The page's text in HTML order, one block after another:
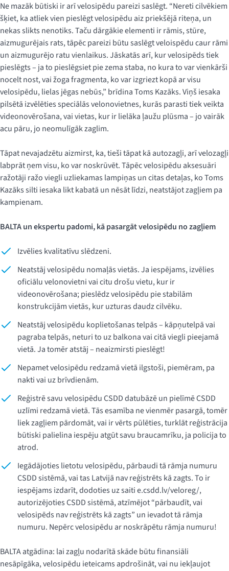
Ne mazāk būtiski ir arī velosipēdu pareizi saslēgt. “Nereti cilvēkiem
šķiet, ka atliek vien pieslēgt velosipēdu aiz priekšējā riteņa, un
nekas slikts nenotiks. Taču dārgākie elementi ir rāmis, stūre,
aizmugurējais rats, tāpēc pareizi būtu saslēgt veloispēdu caur rāmi
un aizmugurējo ratu vienlaikus. Jāskatās arī, kur velosipēds tiek
pieslēgts – ja to pieslēgsiet pie zema staba, no kura to var vienkārši
nocelt nost, vai žoga fragmenta, ko var izgriezt kopā ar visu
velosipēdu, lielas jēgas nebūs,” brīdina Toms Kazāks. Viņš iesaka
pilsētā izvēlēties speciālās velonovietnes, kurās parasti tiek veikta
videonovērošana, vai vietas, kur ir lielāka ļaužu plūsma – jo vairāk
acu pāru, jo neomulīgāk zaglim.
Tāpat nevajadzētu aizmirst, ka, tieši tāpat kā autozagļi, arī velozagļi
labprāt ņem visu, ko var noskrūvēt. Tāpēc velosipēdu aksesuāri
ražotāji ražo viegli uzliekamas lampiņas un citas detaļas, ko Toms
Kazāks silti iesaka likt kabatā un nēsāt līdzi, neatstājot zagļiem pa
kampienam.
BALTA un ekspertu padomi, kā pasargāt velosipēdu no zagļiem
Izvēlies kvalitatīvu slēdzeni.
Neatstāj velosipēdu nomaļās vietās. Ja iespējams, izvēlies
oficiālu velonovietni vai citu drošu vietu, kur ir
videonovērošana; pieslēdz velosipēdu pie stabilām
konstrukcijām vietās, kur uzturas daudz cilvēku.
Neatstāj velosipēdu koplietošanas telpās – kāpņutelpā vai
pagraba telpās, neturi to uz balkona vai citā viegli pieejamā
vietā. Ja tomēr atstāj – neaizmirsti pieslēgt!
Nepamet velosipēdu redzamā vietā ilgstoši, piemēram, pa
nakti vai uz brīvdienām.
Reģistrē savu velosipēdu CSDD datubāzē un pielīmē CSDD
uzlīmi redzamā vietā. Tās esamība ne vienmēr pasargā, tomēr
liek zagļiem pārdomāt, vai ir vērts pūlēties, turklāt reģistrācija
būtiski palielina iespēju atgūt savu braucamrīku, ja policija to
atrod.
Iegādājoties lietotu velosipēdu, pārbaudi tā rāmja numuru
CSDD sistēmā, vai tas Latvijā nav reģistrēts kā zagts. To ir
iespējams izdarīt, dodoties uz saiti e.csdd.lv/veloreg/,
autorizējoties CSDD sistēmā, atzīmējot “pārbaudīt, vai
velosipēds nav reģistrēts kā zagts” un ievadot tā rāmja
numuru. Nepērc velosipēdu ar noskrāpētu rāmja numuru!
BALTA atgādina: lai zagļu nodarītā skāde būtu finansiāli
nesāpīgāka, velosipēdu ieteicams apdrošināt, vai nu iekļaujot